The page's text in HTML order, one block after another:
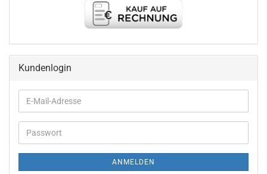
Kundenlogin
E-
Mail-
Adresse
Passwort
ANMELDEN